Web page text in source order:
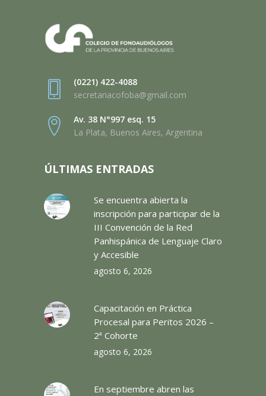
(0221) 422-4088
secretariacofoba@gmail.com
Av. 38 N°997 esq. 15
La Plata, Buenos Aires, Argentina
ÚLTIMAS ENTRADAS
Se encuentra abierta la
inscripción para participar de la
III Convención de la Red
Panhispánica de Lenguaje Claro
y Accesible
agosto 6, 2026
Capacitación en Práctica
Procesal para Peritos 2026 –
2ª Cohorte
agosto 6, 2026
En septiembre abren las